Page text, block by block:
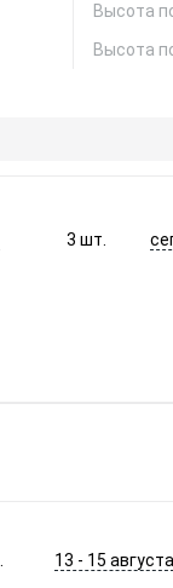
Высота
Высота
3шт.
13 - 15